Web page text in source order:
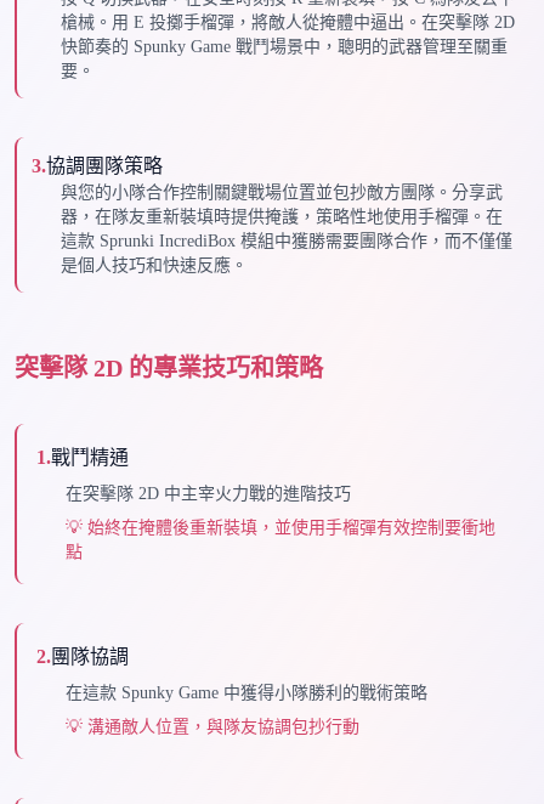
槍械。用 E 投擲手榴彈，將敵人從掩體中逼出。在突擊隊 2D
快節奏的 Spunky Game 戰鬥場景中，聰明的武器管理至關重
要。
3.協調團隊策略
與您的小隊合作控制關鍵戰場位置並包抄敵方團隊。分享武
器，在隊友重新裝填時提供掩護，策略性地使用手榴彈。在
這款 Sprunki IncrediBox 模組中獲勝需要團隊合作，而不僅僅
是個人技巧和快速反應。
突擊隊 2D 的專業技巧和策略
1.戰鬥精通
在突擊隊 2D 中主宰火力戰的進階技巧
💡 始終在掩體後重新裝填，並使用手榴彈有效控制要衝地
點
2.團隊協調
在這款 Spunky Game 中獲得小隊勝利的戰術策略
💡 溝通敵人位置，與隊友協調包抄行動